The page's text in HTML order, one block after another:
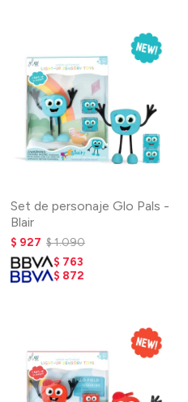
Set de personaje Glo Pals -
Blair
$ 927 $1.090
$ 763
$ 872